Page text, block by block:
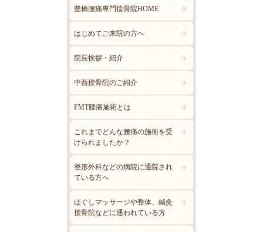
豊橋腰痛専門接骨院HOME
はじめてご来院の方へ
院長挨拶・紹介
中西接骨院のご紹介
FMT腰痛施術とは
これまでどんな腰痛の施術を受
けられましたか？
整形外科などの病院に通院され
ている方へ
ほぐしマッサージや整体、鍼灸
接骨院などに通われている方